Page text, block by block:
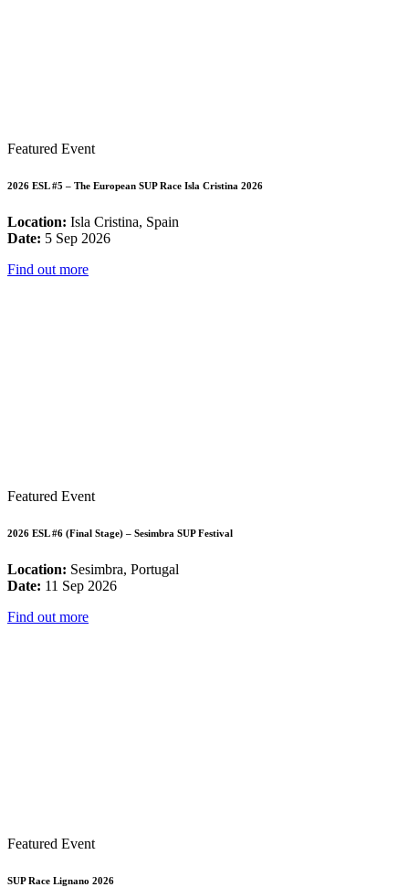
Featured Event
2026 ESL #5 – The European SUP Race Isla Cristina 2026
Location: Isla Cristina, Spain
Date: 5 Sep 2026
Find out more
Featured Event
2026 ESL #6 (Final Stage) – Sesimbra SUP Festival
Location: Sesimbra, Portugal
Date: 11 Sep 2026
Find out more
Featured Event
SUP Race Lignano 2026